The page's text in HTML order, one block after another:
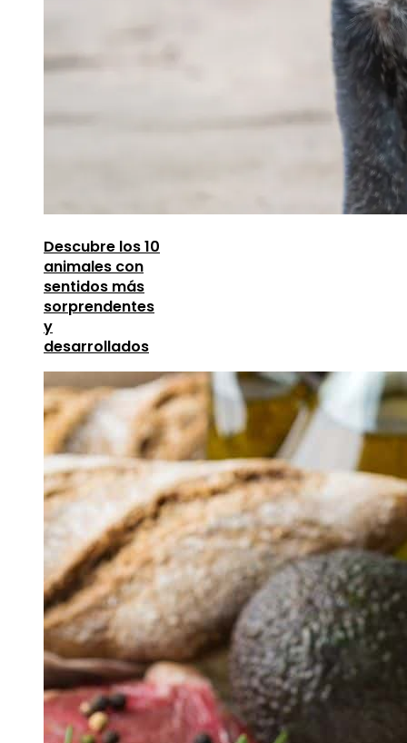
Descubre los 10
animales con
sentidos más
sorprendentes
y
desarrollados